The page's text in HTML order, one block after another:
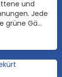
und
Jede
grüne Gä...